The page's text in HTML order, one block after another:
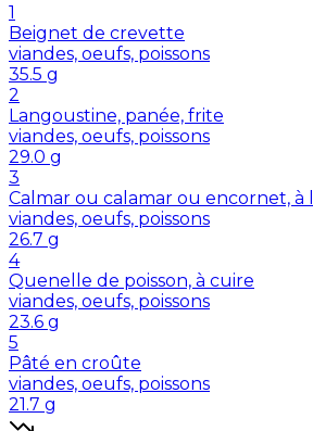
1
Beignet de crevette
viandes, oeufs, poissons
35.5 g
2
Langoustine, panée, frite
viandes, oeufs, poissons
29.0 g
3
Calmar ou calamar ou encornet,
viandes, oeufs, poissons
26.7 g
4
Quenelle de poisson, à cuire
viandes, oeufs, poissons
23.6 g
5
Pâté en croûte
viandes, oeufs, poissons
21.7 g